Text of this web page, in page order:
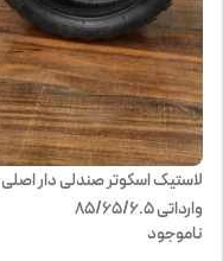
لاستیک اسکوتر صندلی دار اصلی
وارداتی 85/65/6.5
ناموجود